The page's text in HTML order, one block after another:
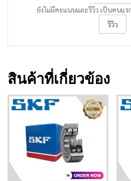
ยังไม่มีคะแนนและรีวิว เป็นคนแ
รีวิว
สินค้าที่เกี่ยวข้อง